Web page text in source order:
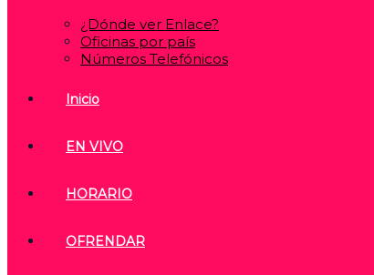
¿Dónde ver Enlace?
Oficinas por país
Números Telefónicos
Inicio
EN VIVO
HORARIO
OFRENDAR